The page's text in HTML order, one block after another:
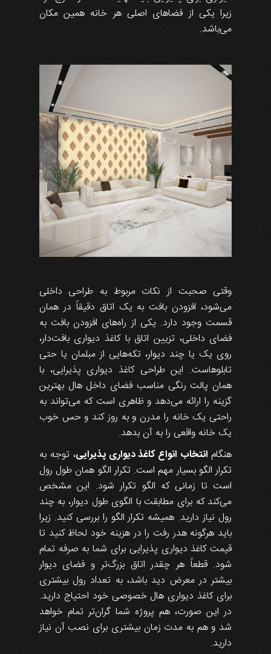
زیرا یکی از فضاهای اصلی هر خانه همین مکان
می‌باشد.
وقتی صحبت از نکات مربوط به طراحی داخلی
می‌شود، افزودن بافت به یک اتاق دقیقاً در همان
قسمت وجود دارد. یکی از راه‌های افزودن بافت به
فضای داخلی، تزیین اتاق با کاغذ دیواری بافت‌دار،
روی یک یا چند دیوار، تکه‌هایی از مبلمان یا حتی
تابلو‌هاست. این طراحی کاغذ دیواری پذیرایی، با
همان پالت رنگی مناسب فضای داخل هال بهترین
گزینه را ارائه می‌دهد و ظاهری است که می‌تواند به
راحتی یک خانه را مدرن و به روز کند و حس خوب
یک خانه واقعی را به آن بدهد.
هنگامانتخاب انواع کاغذ دیواری پذیرایی، توجه به
تکرار الگو بسیار مهم است. تکرار الگو همان طول رول
است تا زمانی که الگو تکرار شود. این مشخص
می‌کند که برای مطابقت با الگوی طول دیوار، به چند
رول نیاز دارید. همیشه تکرار الگو را بررسی کنید. زیرا
باید هرگونه هدر رفت را در هزینه خود لحاظ کنید تا
قیمت کاغذ دیواری پذیرایی برای شما به صرفه تمام
شود. قطعاً هر چقدر اتاق بزرگ‌تر و فضای دیوار
بیشتر در معرض دید باشد، به تعداد رول بیشتری
برای کاغذ دیواری هال خصوصی خود احتیاج دارید.
در این صورت، هم پروژه شما گران‌تر تمام خواهد
شد و هم به مدت زمان بیشتری برای نصب آن نیاز
دارید.